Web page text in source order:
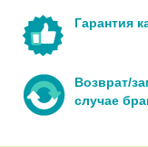
Гарантия
Возврат/
случае